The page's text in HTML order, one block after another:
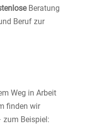
Beratung
Beruf zur
Weg in Arbeit
finden wir
zum Beispiel: